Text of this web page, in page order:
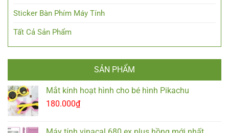
Sticker Bàn Phím Máy Tính
Tất Cả Sản Phẩm
SẢN PHẨM
Mắt kính hoạt hình cho bé hình Pikachu
180.000₫